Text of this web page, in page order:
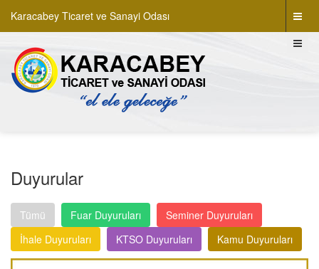
Karacabey Ticaret ve Sanayi Odası
Duyurular
Tümü Fuar Duyuruları
Seminer Duyuruları
İhale Duyuruları
KTSO Duyuruları Kamu Duyuruları